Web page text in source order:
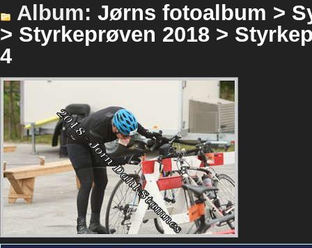
Album: Jørns fotoalbum >
> Styrkeprøven 2018 >
4